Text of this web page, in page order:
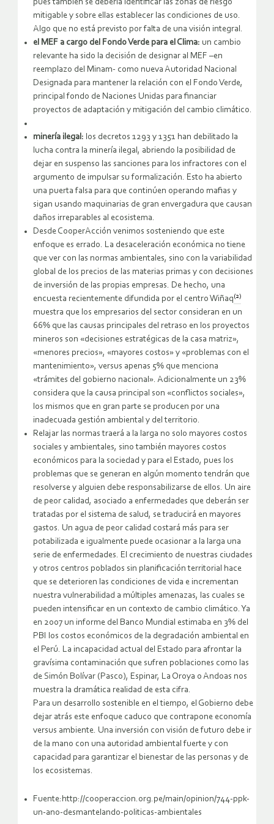
pues también se debería identificar las zonas de riesgo
mitigable y sobre ellas establecer las condiciones de uso.
Algo que no está previsto por falta de una visión integral.
el MEF a cargo del Fondo Verde para el Clima: un cambio
relevante ha sido la decisión de designar al MEF –en
reemplazo del Minam- como nueva Autoridad Nacional
Designada para mantener la relación con el Fondo Verde,
principal fondo de Naciones Unidas para financiar
proyectos de adaptación y mitigación del cambio climático.
minería ilegal: los decretos 1293 y 1351 han debilitado la
lucha contra la minería ilegal, abriendo la posibilidad de
dejar en suspenso las sanciones para los infractores con el
argumento de impulsar su formalización. Esto ha abierto
una puerta falsa para que continúen operando mafias y
sigan usando maquinarias de gran envergadura que causan
daños irreparables al ecosistema.
Desde CooperAcción venimos sosteniendo que este
enfoque es errado. La desaceleración económica no tiene
que ver con las normas ambientales, sino con la variabilidad
global de los precios de las materias primas y con decisiones
de inversión de las propias empresas. De hecho, una
encuesta recientemente difundida por el centro Wiñaq(2)
muestra que los empresarios del sector consideran en un
66% que las causas principales del retraso en los proyectos
mineros son «decisiones estratégicas de la casa matriz»,
«menores precios», «mayores costos» y «problemas con el
mantenimiento», versus apenas 5% que menciona
«trámites del gobierno nacional». Adicionalmente un 23%
considera que la causa principal son «conflictos sociales»,
los mismos que en gran parte se producen por una
inadecuada gestión ambiental y del territorio.
Relajar las normas traerá a la larga no solo mayores costos
sociales y ambientales, sino también mayores costos
económicos para la sociedad y para el Estado, pues los
problemas que se generan en algún momento tendrán que
resolverse y alguien debe responsabilizarse de ellos. Un aire
de peor calidad, asociado a enfermedades que deberán ser
tratadas por el sistema de salud, se traducirá en mayores
gastos. Un agua de peor calidad costará más para ser
potabilizada e igualmente puede ocasionar a la larga una
serie de enfermedades. El crecimiento de nuestras ciudades
y otros centros poblados sin planificación territorial hace
que se deterioren las condiciones de vida e incrementan
nuestra vulnerabilidad a múltiples amenazas, las cuales se
pueden intensificar en un contexto de cambio climático. Ya
en 2007 un informe del Banco Mundial estimaba en 3% del
PBI los costos económicos de la degradación ambiental en
el Perú. La incapacidad actual del Estado para afrontar la
gravísima contaminación que sufren poblaciones como las
de Simón Bolívar (Pasco), Espinar, La Oroya o Andoas nos
muestra la dramática realidad de esta cifra.
Para un desarrollo sostenible en el tiempo, el Gobierno debe
dejar atrás este enfoque caduco que contrapone economía
versus ambiente. Una inversión con visión de futuro debe ir
de la mano con una autoridad ambiental fuerte y con
capacidad para garantizar el bienestar de las personas y de
los ecosistemas.
Fuente:http://cooperaccion.org.pe/main/opinion/744-ppk-
un-ano-desmantelando-politicas-ambientales